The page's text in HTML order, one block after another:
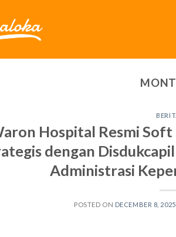
Hospital Resmi Soft
dengan
Administrasi
POSTED ON DECEMBER 8, 2025